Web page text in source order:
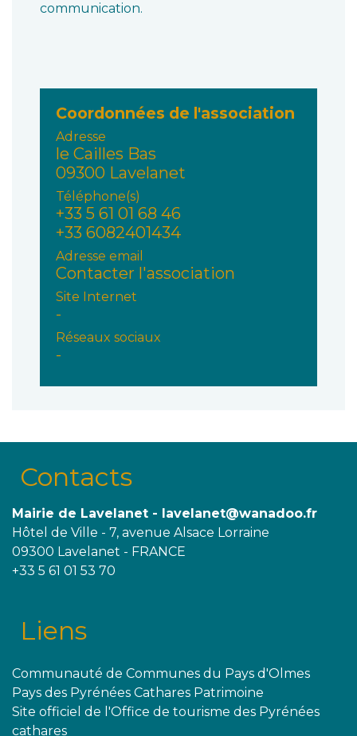
communication.
Coordonnées de l'association
Adresse
le Cailles Bas
09300 Lavelanet
Téléphone(s)
+33 5 61 01 68 46
+33 6082401434
Adresse email
Contacter l'association
Site Internet
-
Réseaux sociaux
-
Contacts
Mairie de Lavelanet - lavelanet@wanadoo.fr
Hôtel de Ville - 7, avenue Alsace Lorraine
09300 Lavelanet - FRANCE
+33 5 61 01 53 70
Liens
Communauté de Communes du Pays d'Olmes
Pays des Pyrénées Cathares Patrimoine
Site officiel de l'Office de tourisme des Pyrénées
cathares